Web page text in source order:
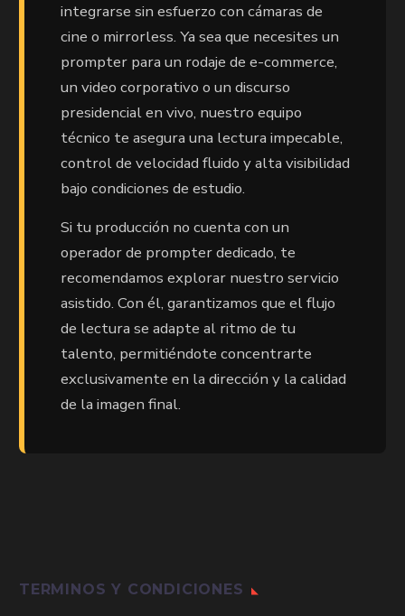
integrarse sin esfuerzo con cámaras de
cine o mirrorless. Ya sea que necesites un
prompter para un rodaje de e-commerce,
un video corporativo o un discurso
presidencial en vivo, nuestro equipo
técnico te asegura una lectura impecable,
control de velocidad fluido y alta visibilidad
bajo condiciones de estudio.
Si tu producción no cuenta con un
operador de prompter dedicado, te
recomendamos explorar nuestro servicio
asistido. Con él, garantizamos que el flujo
de lectura se adapte al ritmo de tu
talento, permitiéndote concentrarte
exclusivamente en la dirección y la calidad
de la imagen final.
TERMINOS Y CONDICIONES